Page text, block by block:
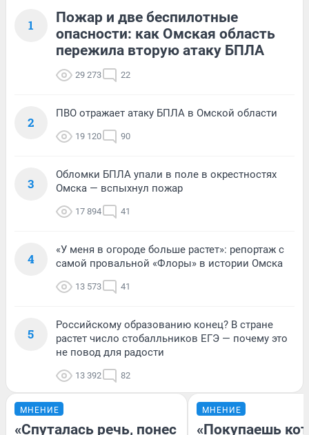
1
Пожар и две беспилотные
опасности: как Омская область
пережила вторую атаку БПЛА
29 273 22
2
ПВО отражает атаку БПЛА в Омской области
19 120 90
3
Обломки БПЛА упали в поле в окрестностях
Омска — вспыхнул пожар
17 894 41
4
«У меня в огороде больше растет»: репортаж с
самой провальной «Флоры» в истории Омска
13 573 41
5
Российскому образованию конец? В стране
растет число стобалльников ЕГЭ — почему это
не повод для радости
13 392 82
МНЕНИЕ
«Спуталась речь, понес
МНЕНИЕ
«Покупаешь